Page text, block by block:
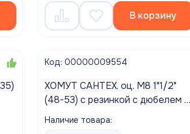
В корзину
Код: 00000009554
ХОМУТ САНТЕХ. оц. М8 1"1/2"
(48-53) с резинкой с дюбелем и
шурупом (10/100)
Наличие товара: